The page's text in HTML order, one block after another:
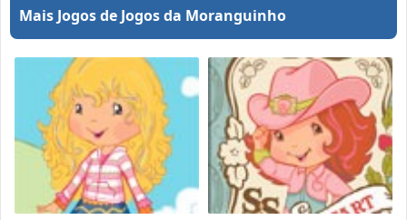
Mais Jogos de Jogos da Moranguinho